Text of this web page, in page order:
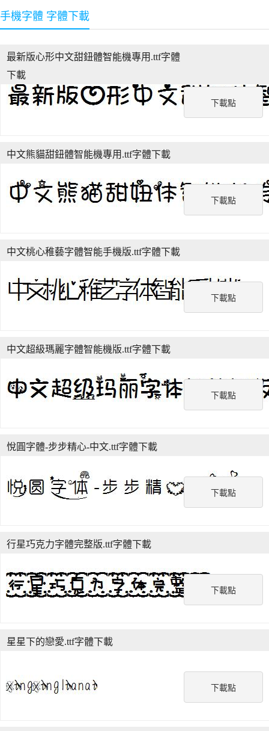
手機字體 字體下載
下載點
最新版心形中文甜鈕體智能機專用.ttf字體
下載
下載點
中文熊貓甜鈕體智能機專用.ttf字體下載
下載點
中文桃心稚藝字體智能手機版.ttf字體下載
下載點
中文超級瑪麗字體智能機版.ttf字體下載
下載點
悅圓字體-步步精心-中文.ttf字體下載
下載點
行星巧克力字體完整版.ttf字體下載
下載點
星星下的戀愛.ttf字體下載